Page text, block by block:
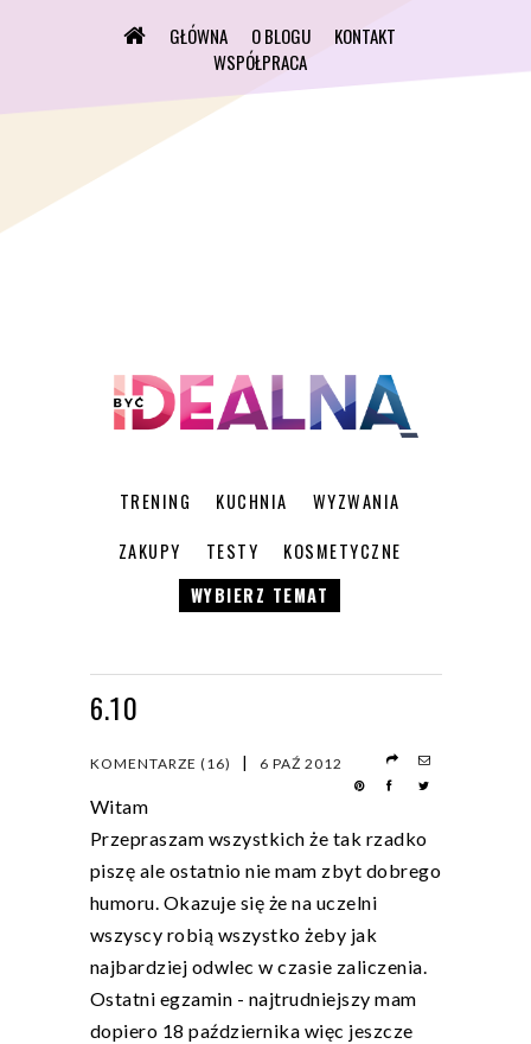
GŁÓWNA O BLOGU
KONTAKT
WSPÓŁPRACA
TRENING KUCHNIA
WYZWANIA
ZAKUPY
TESTY
KOSMETYCZNE
WYBIERZ TEMAT
6.10
KOMENTARZE (16) | 6 PAŹ 2012
Witam
Przepraszam wszystkich że tak rzadko
piszę ale ostatnio nie mam zbyt dobrego
humoru. Okazuje się że na uczelni
wszyscy robią wszystko żeby jak
najbardziej odwlec w czasie zaliczenia.
Ostatni egzamin - najtrudniejszy mam
dopiero 18 października więc jeszcze